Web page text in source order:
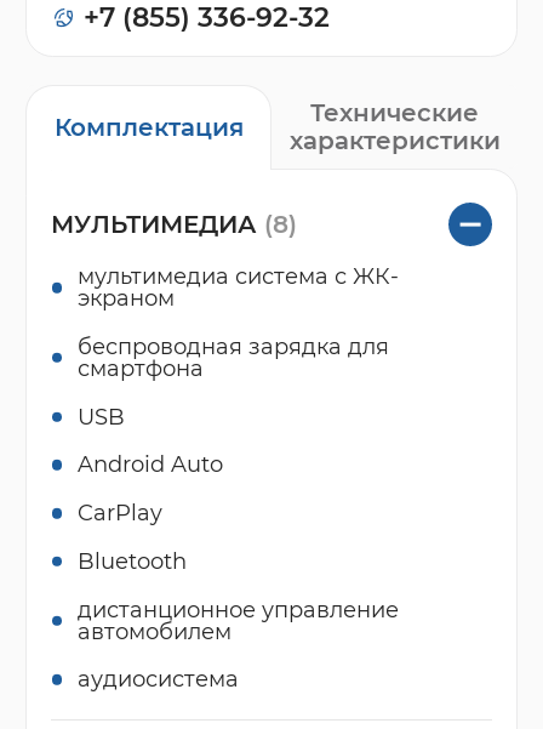
Комплектация
Технические
характеристики
МУЛЬТИМЕДИА (8)
мультимедиа система с ЖК-
экраном
беспроводная зарядка для
смартфона
USB
Android Auto
CarPlay
Bluetooth
дистанционное управление
автомобилем
аудиосистема
+7 (855) 336-92-32